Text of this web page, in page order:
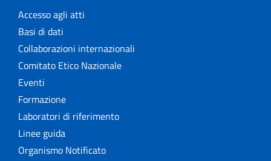
Accesso agli atti
Basi di dati
Collaborazioni internazionali
Comitato Etico Nazionale
Eventi
Formazione
Laboratori di riferimento
Linee guida
Organismo Notificato